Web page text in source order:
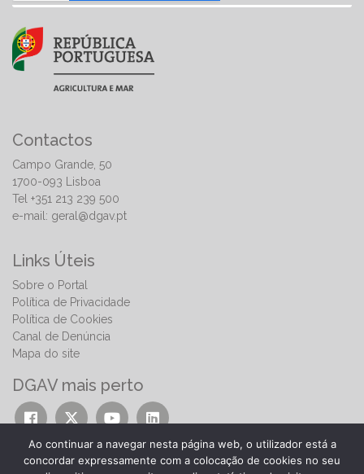
Contactos
Campo Grande, 50
1700-093 Lisboa
Tel +351 213 239 500
e-mail: geral@dgav.pt
Links Úteis
Sobre o Portal
Política de Privacidade
Política de Cookies
Canal de Denúncia
Mapa do site
DGAV mais perto
Ao continuar a navegar nesta página web, o utilizador está a
concordar expressamente com a colocação de cookies no seu